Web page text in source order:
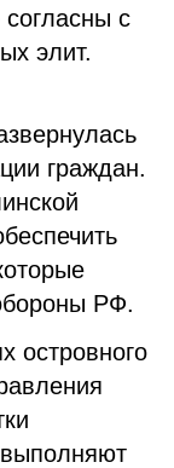
с
элит.
граждан.
РФ.
островного